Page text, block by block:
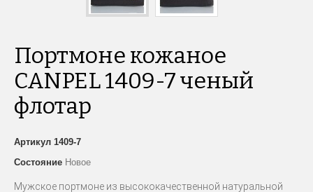
Портмоне кожаное
CANPEL 1409-7 ченый
флотар
Артикул 1409-7
Состояние Новое
Мужское портмоне из высококачественной натуральной